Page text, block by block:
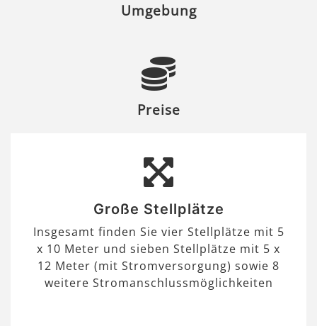
Umgebung
Preise
Große Stellplätze
Insgesamt finden Sie vier Stellplätze mit 5
x 10 Meter und sieben Stellplätze mit 5 x
12 Meter (mit Stromversorgung) sowie 8
weitere Stromanschlussmöglichkeiten